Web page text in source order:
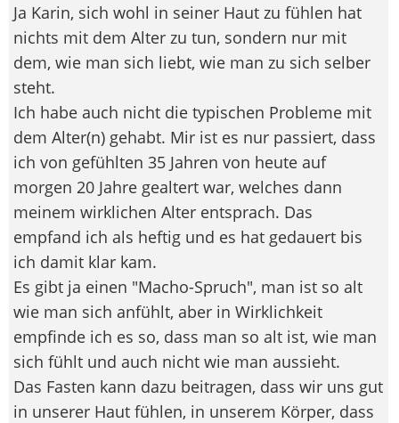
Ja Karin, sich wohl in seiner Haut zu fühlen hat
nichts mit dem Alter zu tun, sondern nur mit
dem, wie man sich liebt, wie man zu sich selber
steht.
Ich habe auch nicht die typischen Probleme mit
dem Alter(n) gehabt. Mir ist es nur passiert, dass
ich von gefühlten 35 Jahren von heute auf
morgen 20 Jahre gealtert war, welches dann
meinem wirklichen Alter entsprach. Das
empfand ich als heftig und es hat gedauert bis
ich damit klar kam.
Es gibt ja einen "Macho-Spruch", man ist so alt
wie man sich anfühlt, aber in Wirklichkeit
empfinde ich es so, dass man so alt ist, wie man
sich fühlt und auch nicht wie man aussieht.
Das Fasten kann dazu beitragen, dass wir uns gut
in unserer Haut fühlen, in unserem Körper, dass